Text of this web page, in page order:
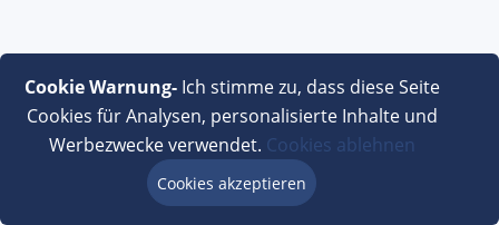
Cookie Warnung-Ich stimme zu, dass diese Seite
Cookies für Analysen, personalisierte Inhalte und
Werbezwecke verwendet. Cookies ablehnen
Cookies akzeptieren